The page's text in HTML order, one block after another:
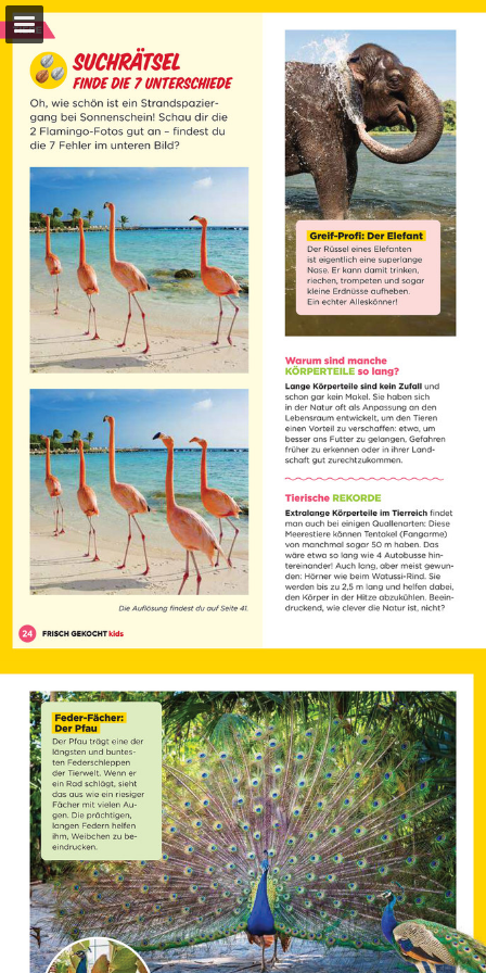
Vollbild
PDF herunterladen
Suchen
Meine Einkaufsliste